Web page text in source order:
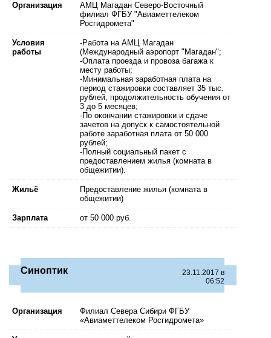
Организация
АМЦ Магадан Северо-Восточный
филиал ФГБУ "Авиаметтелеком
Росгидромета"
Условия
работы
-Работа на АМЦ Магадан
(Международный аэропорт "Магадан";
-Оплата проезда и провоза багажа к
месту работы;
-Минимальная заработная плата на
период стажировки составляет 35 тыс.
рублей, продолжительность обучения от
3 до 5 месяцев;
-По окончании стажировки и сдаче
зачетов на допуск к самостоятельной
работе заработная плата от 50 000
рублей;
-Полный социальный пакет с
предоставлением жилья (комната в
общежитии).
Жильё
Предоставление жилья (комната в
общежитии)
Зарплата от 50 000 руб.
Синоптик
23.11.2017 в
06:52
Организация
Филиал Севера Сибири ФГБУ
«Авиаметтелеком Росгидромета»